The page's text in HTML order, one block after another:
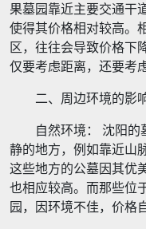
果墓园靠近主要交通干
使得其价格相对较高。
区，往往会导致价格下
仅要考虑距离，还要考
二、周边环境的影
自然环境： 沈阳
静的地方，例如靠近山
这些地方的公墓因其优
也相应较高。而那些位
园，因环境不佳，价格